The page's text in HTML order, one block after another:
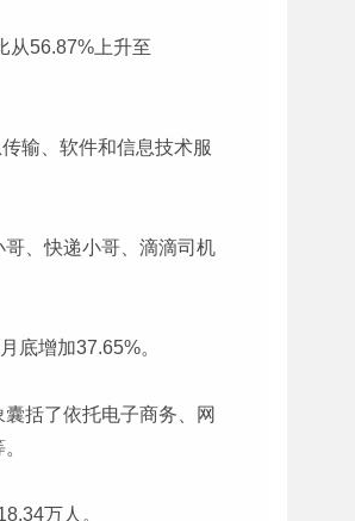
从56.87%上升至
输、软件和信息技术服
、快递小哥、滴滴司机
底增加37.65%。
括了依托电子商务、网
万人。